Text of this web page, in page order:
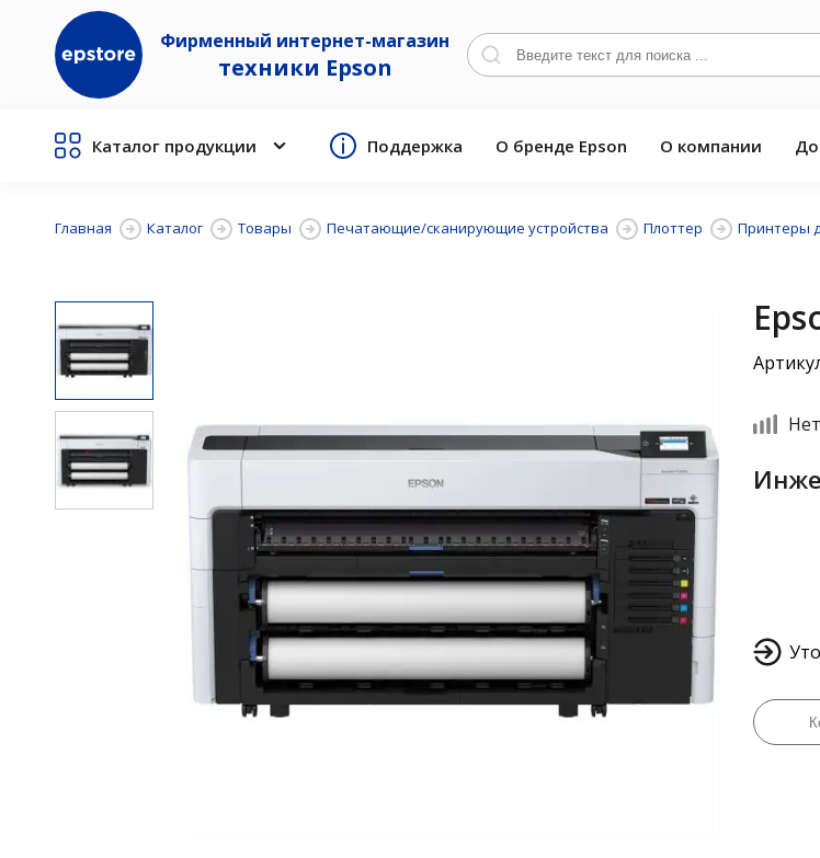
Фирменный интернет-магазин
техники Epson
Каталог продукции Поддержка О бренде Epson О компании
Главная Каталог Товары Печатающие/сканирующие устройства Плоттер Принтеры